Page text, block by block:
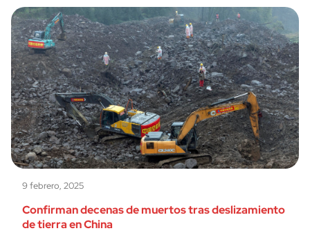
9 febrero, 2025
Confirman decenas de muertos tras deslizamiento
de tierra en China